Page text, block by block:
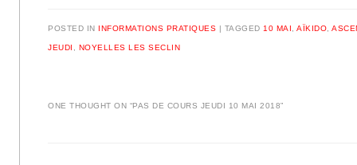
POSTED IN INFORMATIONS PRATIQUES TAGGED10 MAI ,AÏKIDO,
JEUDI , NOYELLES LES SECLIN
ONE THOUGHT ON “PAS DE COURS JEUDI 10 MAI 2018”